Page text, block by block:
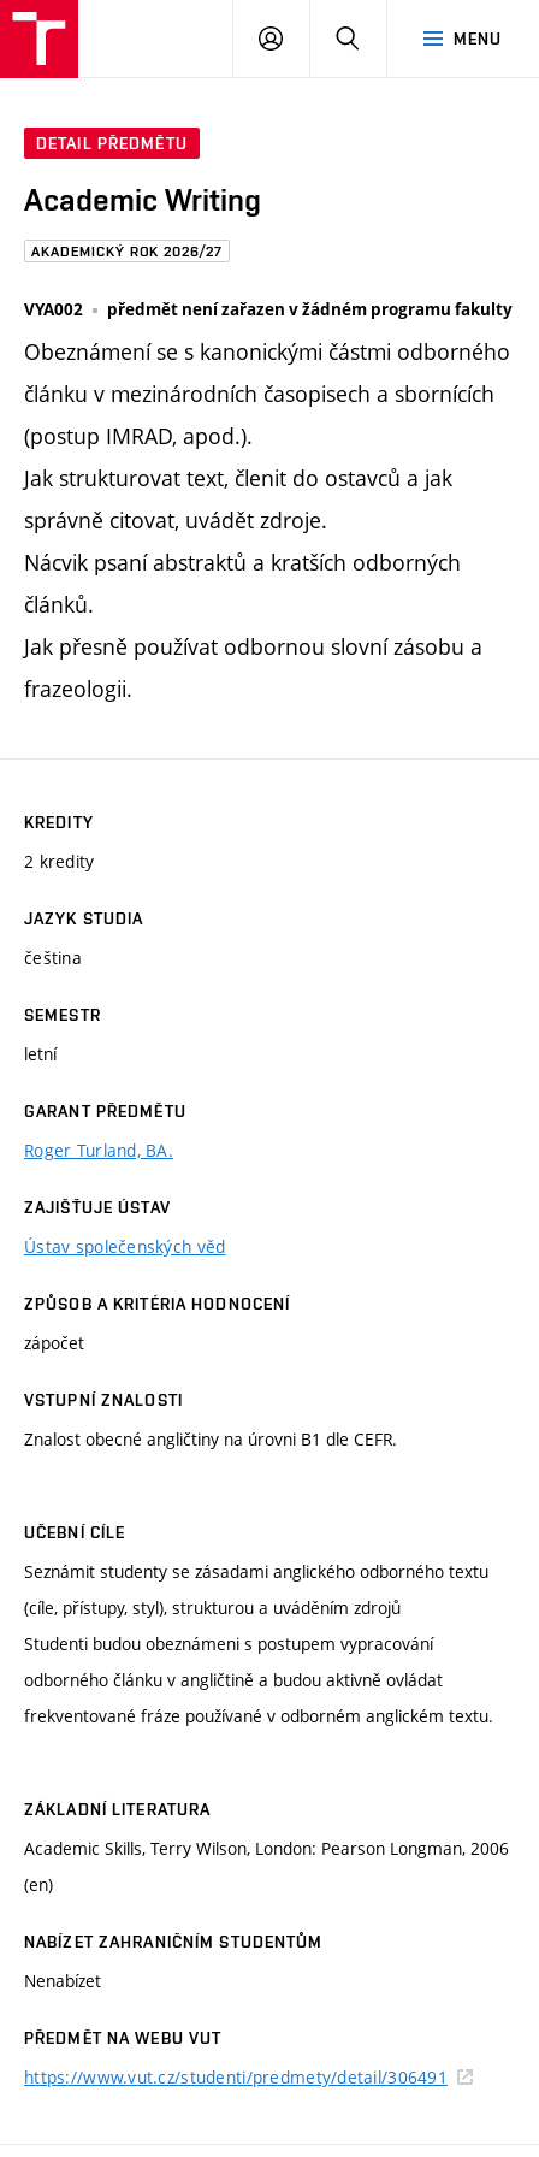
Brno
MENU
PŘIHLÁSIT
DETAIL PŘEDMĚTU
Academic Writing
AKADEMICKÝ ROK 2026/27
VYA002 předmět není zařazen v žádném programu fakulty
Obeznámení se s kanonickými částmi odborného
článku v mezinárodních časopisech a sbornících
(postup IMRAD, apod.).
Jak strukturovat text, členit do ostavců a jak
správně citovat, uvádět zdroje.
Nácvik psaní abstraktů a kratších odborných
článků.
Jak přesně používat odbornou slovní zásobu a
frazeologii.
KREDITY
2 kredity
JAZYK STUDIA
čeština
SEMESTR
letní
GARANT PŘEDMĚTU
Roger Turland, BA.
ZAJIŠŤUJE ÚSTAV
Ústav společenských věd
ZPŮSOB A KRITÉRIA HODNOCENÍ
zápočet
VSTUPNÍ ZNALOSTI
Znalost obecné angličtiny na úrovni B1 dle CEFR.
UČEBNÍ CÍLE
Seznámit studenty se zásadami anglického odborného textu
(cíle, přístupy, styl), strukturou a uváděním zdrojů
Studenti budou obeznámeni s postupem vypracování
odborného článku v angličtině a budou aktivně ovládat
frekventované fráze používané v odborném anglickém textu.
ZÁKLADNÍ LITERATURA
Academic Skills, Terry Wilson, London: Pearson Longman, 2006
(en)
NABÍZET ZAHRANIČNÍM STUDENTŮM
Nenabízet
PŘEDMĚT NA WEBU VUT
https://www.vut.cz/studenti/predmety/detail/306491